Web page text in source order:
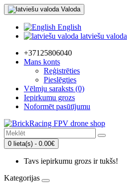
Valoda
English
latviešu valoda
+37125806040
Mans konts
Reģistrēties
Pieslēgties
Vēlmju saraksts (0)
Iepirkumu grozs
Noformēt pasūtījumu
0 lieta(s) - 0.00€
Tavs iepirkumu grozs ir tukšs!
Kategorijas